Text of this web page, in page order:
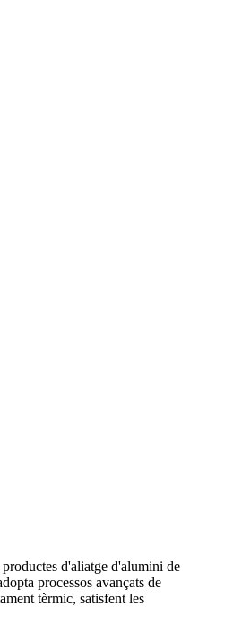
d'aliatge d'alumini de
processos avançats de
tèrmic, satisfent les